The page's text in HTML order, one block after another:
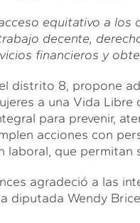
equitativo a
decente,
financieros y
distrito 8, propone
a una Vida
para prevenir,
acciones con
laboral, que permitan
agradeció a las
diputada Wendy